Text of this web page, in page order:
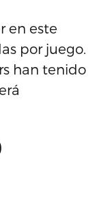
en este
por juego.
han tenido